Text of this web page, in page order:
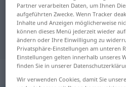
"hintergründig"
Übersetzung
„hintergründig“
Partner verarbeiten Daten, um Ihnen
aufgeführten Zwecke. Wenn Tracker
Inhalte und Anzeigen möglicherweise
können dieses Menü jederzeit wieder
ändern oder Ihre Einwilligung zu
Privatsphäre-Einstellungen am unteren
Einstellungen gelten innerhalb unseres
finden Sie in unserer
Wir verwenden Cookies, damit Sie